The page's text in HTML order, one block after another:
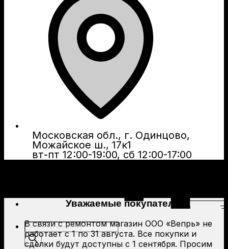
Московская обл., г. Одинцово,
Можайское ш., 17к1
вт-пт 12:00-19:00, сб 12:00-17:00
Поиск
товаров
Уважаемые покупатели!
В связи с ремонтом магазин ООО «Вепрь» не
работает с 1 по 31 августа. Все покупки и
сделки будут доступны с 1 сентября. Просим